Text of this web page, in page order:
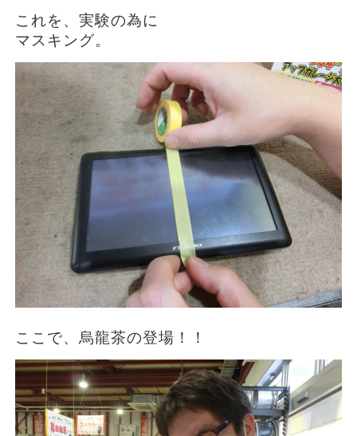
これを、実験の為に
マスキング。
ここで、烏龍茶の登場！！